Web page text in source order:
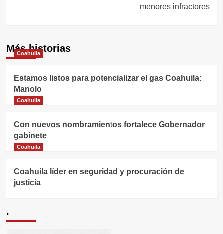
menores infractores
Más historias
Coahuila
Estamos listos para potencializar el gas Coahuila:
Manolo
Coahuila
Con nuevos nombramientos fortalece Gobernador
gabinete
Coahuila
Coahuila líder en seguridad y procuración de
justicia
.